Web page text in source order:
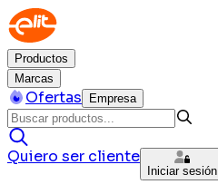
Productos
Marcas
Ofertas Empresa
Quiero ser cliente
Iniciar sesión